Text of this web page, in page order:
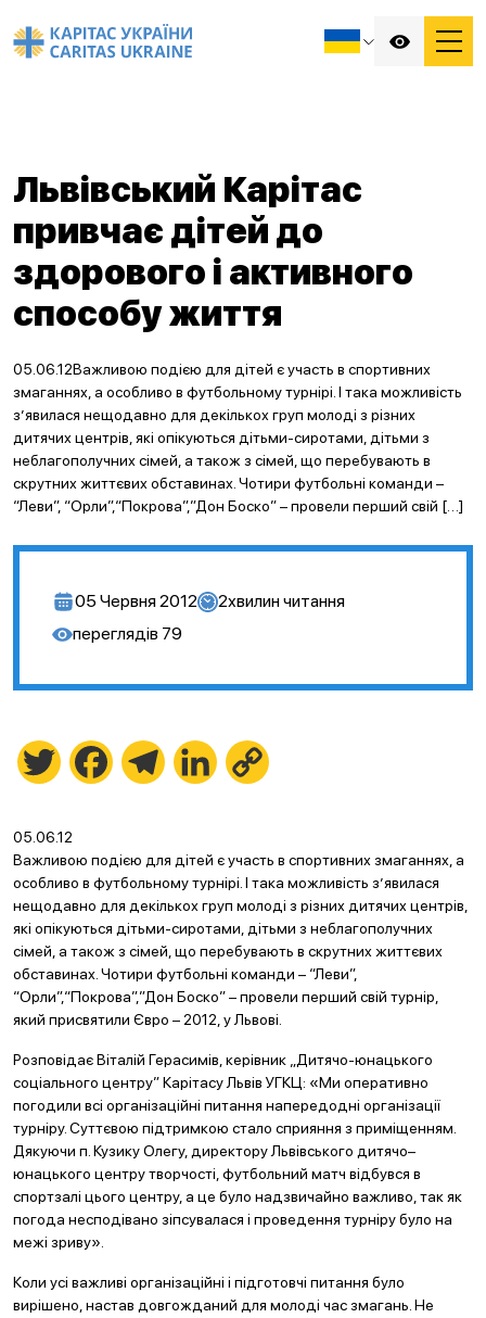
Львівський Карітас
привчає дітей до
здорового і активного
способу життя
05.06.12Важливою подією для дітей є участь в спортивних
змаганнях, а особливо в футбольному турнірі. І така можливість
з’явилася нещодавно для декількох груп молоді з різних
дитячих центрів, які опікуються дітьми-сиротами, дітьми з
неблагополучних сімей, а також з сімей, що перебувають в
скрутних життєвих обставинах. Чотири футбольні команди –
“Леви”, “Орли”,“Покрова”,”Дон Боско” – провели перший свій […]
05 Червня 2012 2хвилин читання
переглядів 79
Twitter FacebookTelegramLinkedIn
05.06.12
Важливою подією для дітей є участь в спортивних змаганнях, а
особливо в футбольному турнірі. І така можливість з’явилася
нещодавно для декількох груп молоді з різних дитячих центрів,
які опікуються дітьми-сиротами, дітьми з неблагополучних
сімей, а також з сімей, що перебувають в скрутних життєвих
обставинах. Чотири футбольні команди – “Леви”,
“Орли”,“Покрова”,”Дон Боско” – провели перший свій турнір,
який присвятили Євро – 2012, у Львові.
Розповідає Віталій Герасимів, керівник „Дитячо-юнацького
соціального центру” Карітасу Львів УГКЦ: «Ми оперативно
погодили всі організаційні питання напередодні організації
турніру. Суттєвою підтримкою стало сприяння з приміщенням.
Дякуючи п. Кузику Олегу, директору Львівського дитячо–
юнацького центру творчості, футбольний матч відбувся в
спортзалі цього центру, а це було надзвичайно важливо, так як
погода несподівано зіпсувалася і проведення турніру було на
межі зриву».
Коли усі важливі організаційні і підготовчі питання було
вирішено, настав довгожданий для молоді час змагань. Не